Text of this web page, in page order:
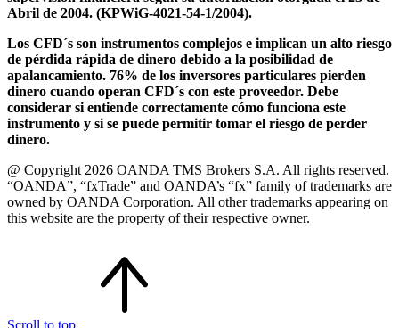
Abril de 2004. (KPWiG-4021-54-1/2004).
Los CFD´s son instrumentos complejos e implican un alto riesgo
de pérdida rápida de dinero debido a la posibilidad de
apalancamiento. 76% de los inversores particulares pierden
dinero cuando operan CFD´s con este proveedor. Debe
considerar si entiende correctamente cómo funciona este
instrumento y si se puede permitir tomar el riesgo de perder
dinero.
@ Copyright 2026 OANDA TMS Brokers S.A. All rights reserved.
“OANDA”, “fxTrade” and OANDA’s “fx” family of trademarks are
owned by OANDA Corporation. All other trademarks appearing on
this website are the property of their respective owner.